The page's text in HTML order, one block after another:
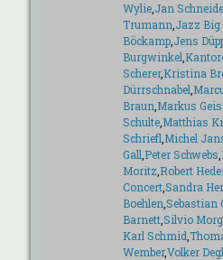
Wylie, Jan
Trumann Jazz Big
Böckamp, Jens
Burgwinkel
Scherer,Kristina
Dürrschnabel
Braun Markus
Schulte, Matthias
Schriefl Michel
Gall Peter Schwebs
Moritz Robert
Concert,Sandra
Boehlen Sebastian
Barnett,Silvio
Karl Schmid
Wember,Volker